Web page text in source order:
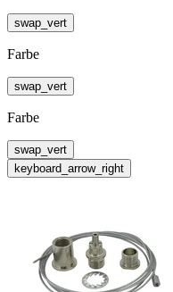
swap_vert
Farbe
swap_vert
Farbe
swap_vert
keyboard_arrow_right